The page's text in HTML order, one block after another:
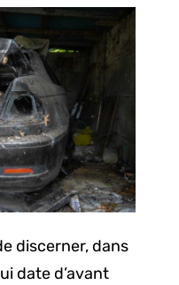
discerner, dans
date d’avant